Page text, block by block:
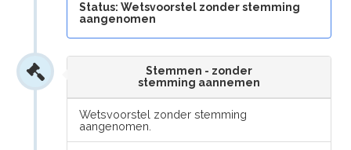
Status: Wetsvoorstel zonder stemming
aangenomen
Stemmen - zonder
stemming aannemen
Wetsvoorstel zonder stemming
aangenomen.